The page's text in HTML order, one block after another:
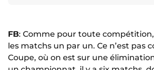
FB: Comme pour toute
les matchs un par un. Ce n’est pas
Coupe, où on est sur une